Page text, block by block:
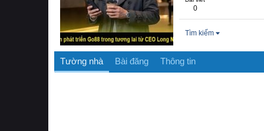
0
Tìm kiếm
Tường nhà Bài đăng Thông tin